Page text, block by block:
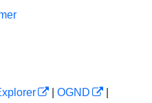
OGND